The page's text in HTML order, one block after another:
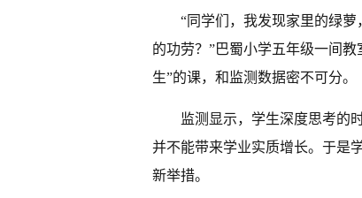
“同学们，我发现家里的绿
的功劳？”巴蜀小学五年级一间
生”的课，和监测数据密不可分。
监测显示，学生深度思考的
并不能带来学业实质增长。于是
新举措。